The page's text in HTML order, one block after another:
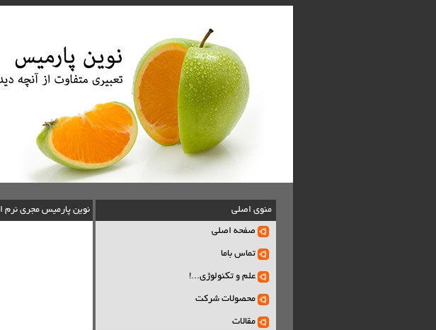
منوی اصلی
صفحه اصلی
تماس باما
علم و تکنولوژی...!
محصولات شرکت
مقالات
نوین پارمیس مجری نرم